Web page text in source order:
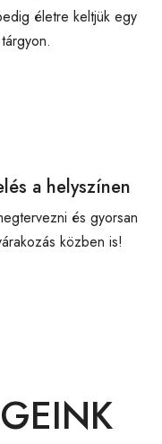
életre keltjük egy
a helyszínen
és gyorsan
közben is!